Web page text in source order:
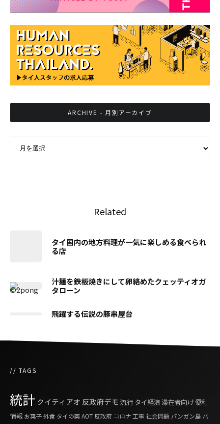
ARCHIVE - 月別アーカイブ
Related
タイ国内の地方料理が一気に楽しめる食べられ
る店
汁麺を鉄板焼きにして卵絡めたクェッティオガ
タローン
飛躍する伝説の豚串屋台
// TAGS
統計 クイティアオ 反政府デモ 流行 タイ経済滞在者向け便利
情報 お菓子外食 タイの薬AOT 反政府 コロナ工事 社会問題 パンガン島 パ